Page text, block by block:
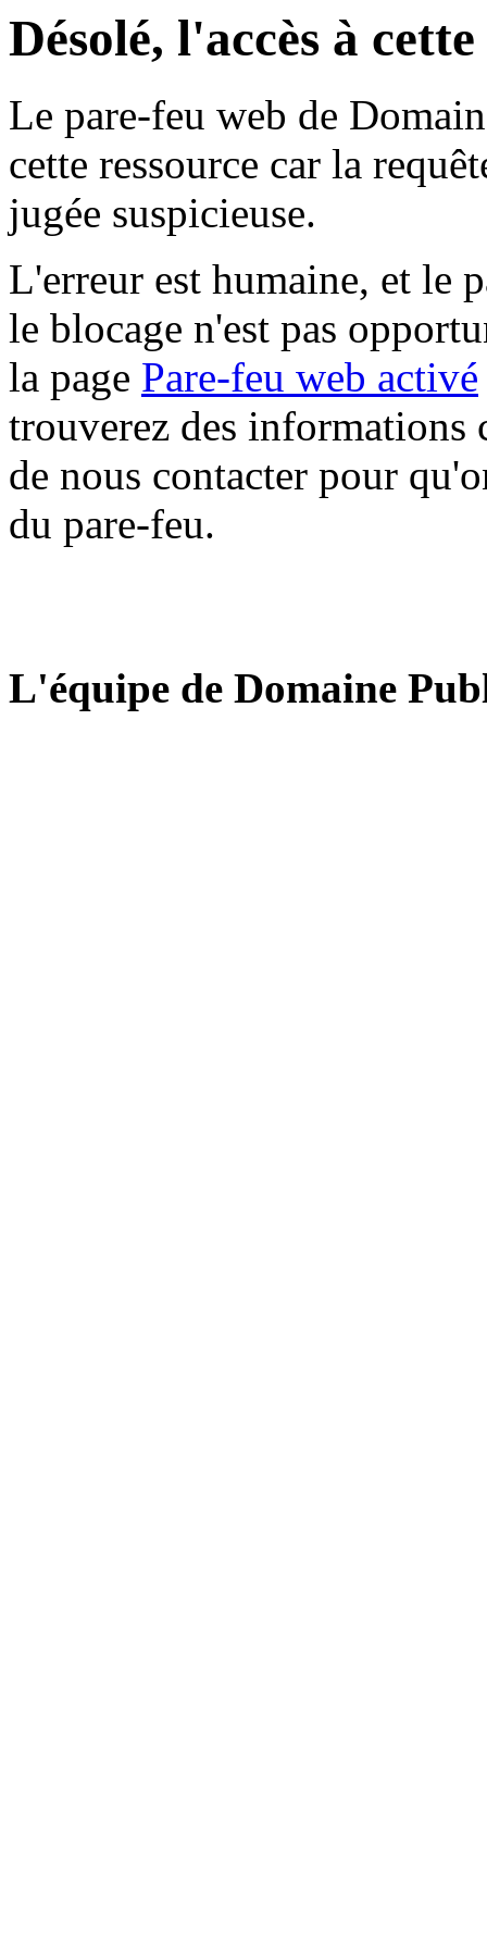
Désolé, l'accès à
Le pare-feu web de
cette ressource car la
jugée suspicieuse.
L'erreur est humaine, et le
le blocage n'est pas
la page Pare-feu web activé
trouverez des informations
de nous contacter pour
du pare-feu.
L'équipe de Domaine